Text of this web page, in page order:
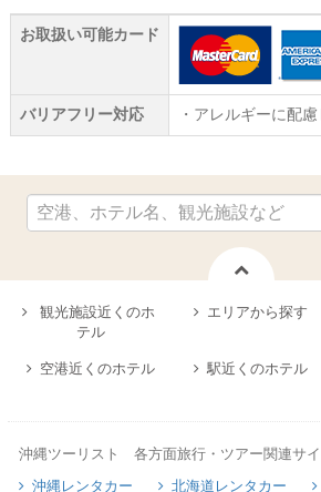
お取扱い可能カード
バリアフリー対応 ・アレルギーに配
観光施設近くのホ
テル
エリアから探す
空港近くのホテル 駅近くのホテル
沖縄ツーリスト 各方面旅行・ツアー関連サイ
沖縄レンタカー
北海道レンタカー